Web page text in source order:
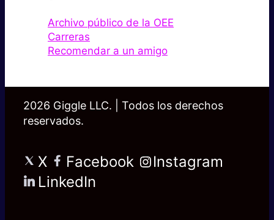
Archivo público de la OEE
Carreras
Recomendar a un amigo
2026 Giggle LLC. | Todos los derechos
reservados.
X Facebook
Instagram
LinkedIn